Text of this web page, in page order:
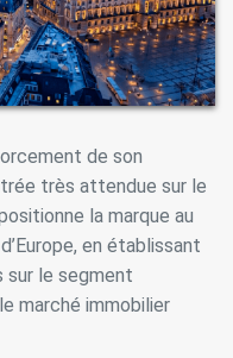
de son
très attendue sur le
la marque au
en établissant
sur le segment
marché immobilier